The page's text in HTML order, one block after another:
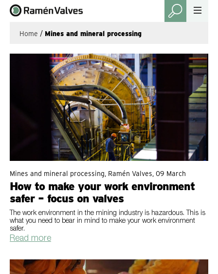
Home / Mines and mineral processing
Mines and mineral processing, Ramén Valves, 09 March
How to make your work environment
safer – focus on valves
The work environment in the mining industry is hazardous. This is
what you need to bear in mind to make your work environment
safer.
Read more